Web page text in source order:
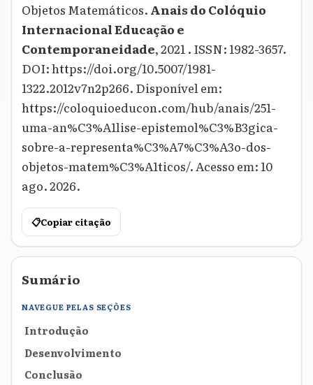
Objetos Matemáticos. Anais do Colóquio
Internacional Educação e
Contemporaneidade, 2021 . ISSN: 1982-3657.
DOI: https://doi.org/10.5007/1981-
1322.2012v7n2p266. Disponível em:
https://coloquioeducon.com/hub/anais/251-
uma-an%C3%A1lise-epistemol%C3%B3gica-
sobre-a-representa%C3%A7%C3%A3o-dos-
objetos-matem%C3%A1ticos/. Acesso em: 10
ago. 2026.
📋Copiar citação
Sumário
NAVEGUE PELAS SEÇÕES
Introdução
Desenvolvimento
Conclusão